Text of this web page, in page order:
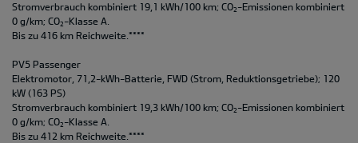
Stromverbrauch kombiniert 19,1 kWh/100 km; CO2 -Emissionen kombiniert
0 g/km; CO2 -Klasse A.
Bis zu 416 km Reichweite.****
PV5 Passenger
Elektromotor, 71,2-kWh-Batterie, FWD (Strom, Reduktionsgetriebe); 120
kW (163 PS)
Stromverbrauch kombiniert 19,3 kWh/100 km; CO2 -Emissionen kombiniert
0 g/km; CO2 -Klasse A.
Bis zu 412 km Reichweite.****